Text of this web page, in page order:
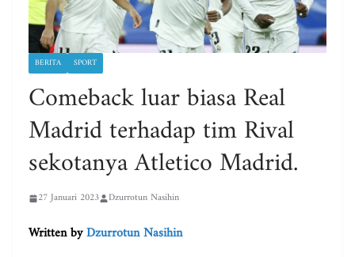
BERITA SPORT
Comeback luar biasa Real
Madrid terhadap tim Rival
sekotanya Atletico Madrid.
27 Januari 2023 Dzurrotun Nasihin
Written byDzurrotun Nasihin